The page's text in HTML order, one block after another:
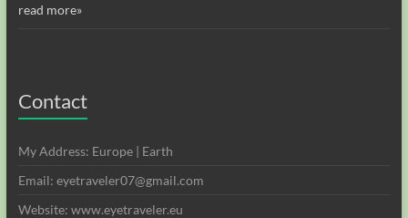
read more»
Contact
My Address: Europe | Earth
Email: eyetraveler07@gmail.com
Website: www.eyetraveler.eu